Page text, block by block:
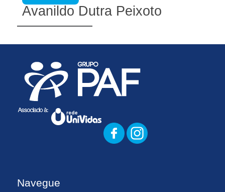
Avanildo Dutra Peixoto
Navegue